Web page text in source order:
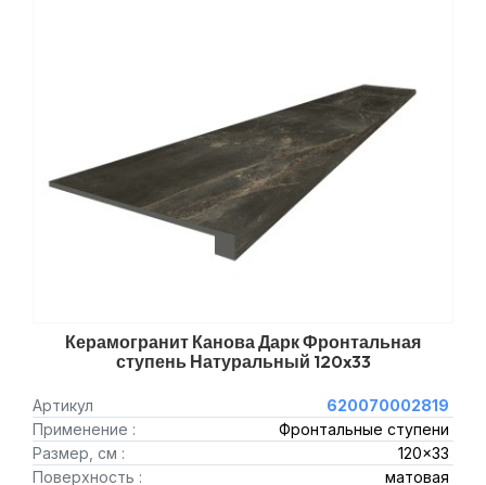
Керамогранит Канова Дарк Фронтальная
ступень Натуральный 120x33
Артикул
620070002819
Применение :
Фронтальные ступени
Размер, см :
120x33
Поверхность :
матовая